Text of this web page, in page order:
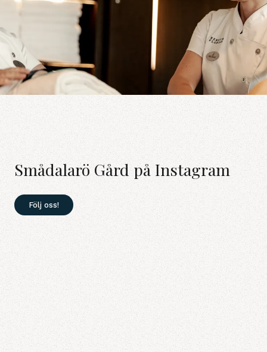
Smådalarö Gård på Instagram
Följ oss!